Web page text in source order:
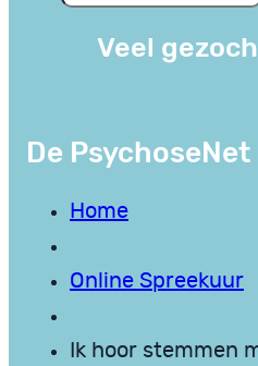
Veel
De
Home
Online Spreekuur
Ik hoor stemmen